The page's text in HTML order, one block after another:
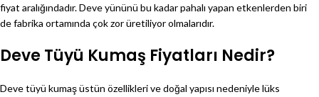
fiyat aralığındadır. Deve yününü bu kadar pahalı yapan etkenlerden biri
de fabrika ortamında çok zor üretiliyor olmalarıdır.
Deve Tüyü Kumaş Fiyatları Nedir?
Deve tüyü kumaş üstün özellikleri ve doğal yapısı nedeniyle lüks